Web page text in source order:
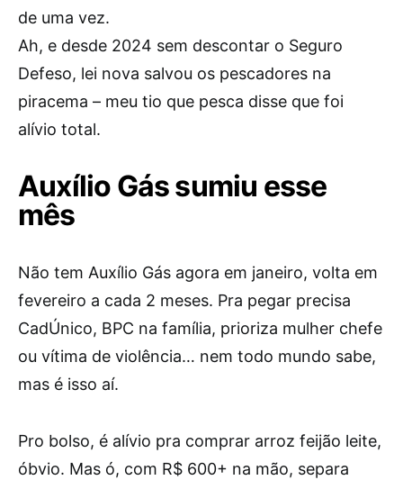
de uma vez.
Ah, e desde 2024 sem descontar o Seguro
Defeso, lei nova salvou os pescadores na
piracema – meu tio que pesca disse que foi
alívio total.
Auxílio Gás sumiu esse
mês
Não tem Auxílio Gás agora em janeiro, volta em
fevereiro a cada 2 meses. Pra pegar precisa
CadÚnico, BPC na família, prioriza mulher chefe
ou vítima de violência… nem todo mundo sabe,
mas é isso aí.
Pro bolso, é alívio pra comprar arroz feijão leite,
óbvio. Mas ó, com R$ 600+ na mão, separa